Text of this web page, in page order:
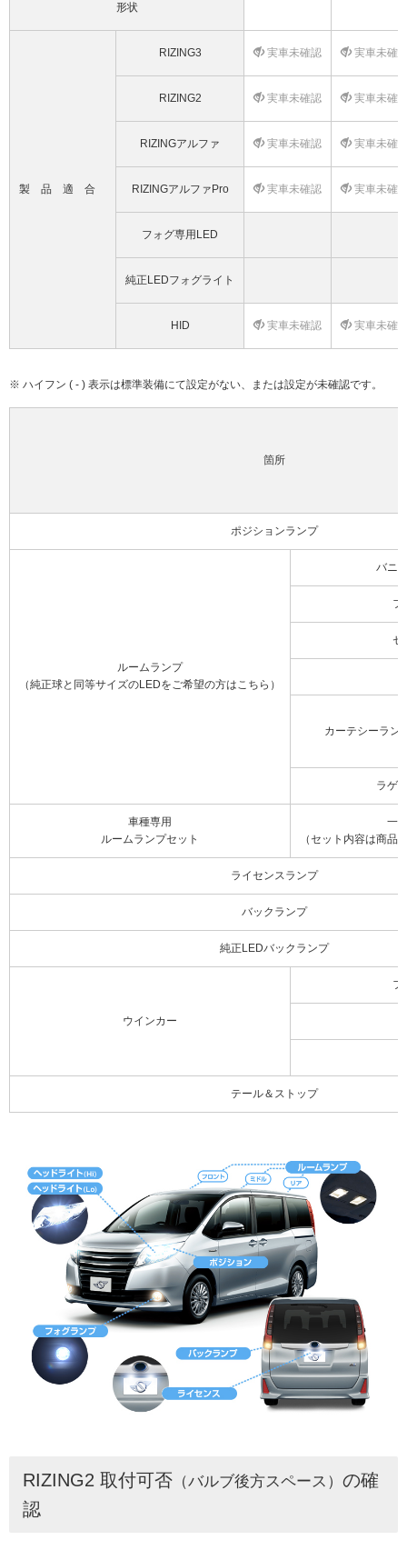
形状
製品適合
RIZING3 実車未確認 実車未確
RIZING2 実車未確認 実車未確
RIZINGアルファ 実車未確認 実車未確
RIZINGアルファPro 実車未確認 実車未確
フォグ専用LED
純正LEDフォグライト
HID 実車未確認 実車未確
※ ハイフン ( - ) 表示は標準装備にて設定がない、または設定が未確認です。
箇所
ポジションランプ
ルームランプ
（純正球と同等サイズのLEDをご希望の方はこちら）
バニ
フ
セ
カーテシーラン
ラゲ
車種専用
ルームランプセット
一
（セット内容は商品
ライセンスランプ
バックランプ
純正LEDバックランプ
ウインカー
フ
テール＆ストップ
RIZING2 取付可否 （バルブ後方スペース） の確
認